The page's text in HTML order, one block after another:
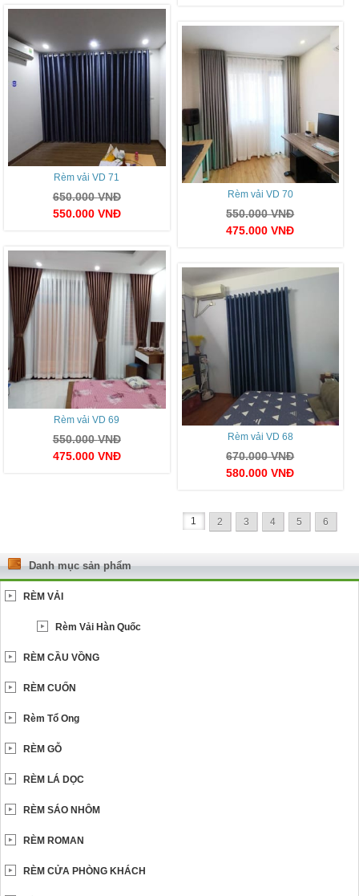
Rèm vải VD 71
650.000VNĐ
550.000 VNĐ
Rèm vải VD 70
550.000VNĐ
475.000VNĐ
Rèm vải VD 69
550.000VNĐ
475.000 VNĐ
Rèm vải VD 68
670.000VNĐ
580.000VNĐ
1 2 3 4 5 6
Danh mục sản phẩm
RÈM VẢI
Rèm Vải Hàn Quốc
RÈM CẦU VỒNG
RÈM CUỐN
Rèm Tổ Ong
RÈM GỖ
RÈM LÁ DỌC
RÈM SÁO NHÔM
RÈM ROMAN
RÈM CỬA PHÒNG KHÁCH